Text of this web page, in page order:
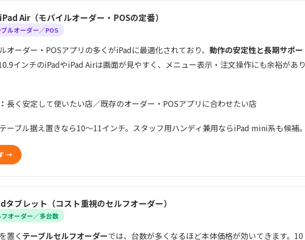
Air（モバイルオーダー・POSの定番）
ルオーダー／POS
オーダー・POSアプリの多くがiPadに最適化されており、 動作の安定性と長期サポー
インチのiPadやiPad Airは画面が見やすく、メニュー表示・注文操作にも余裕があり
長く安定して使いたい店／既存のオーダー・POSアプリに合わせたい店
テーブル据え置きなら10〜11インチ。スタッフ用ハンディ兼用ならiPad mini系も候補。
→
ブレット（コスト重視のセルフオーダー）
オーダー／多台数
置く テーブルセルフオーダーでは、台数が多くなるほど本体価格が効いてきます。10